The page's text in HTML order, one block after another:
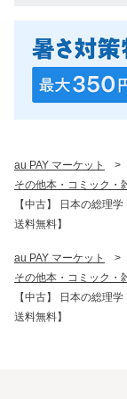
au PAY マーケット >
その他本・コミック・
【中古】 日本の総理
送料無料】
au PAY マーケット >
その他本・コミック・
【中古】 日本の総理
送料無料】